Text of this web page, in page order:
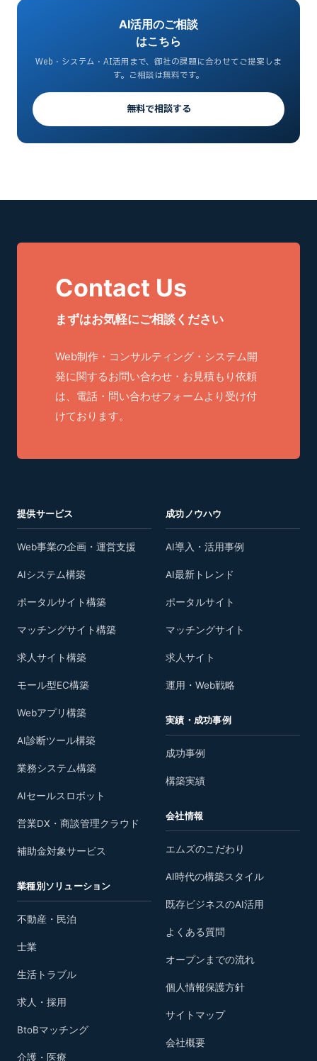
AI活用のご相談
はこちら
Web・システム・AI活用まで、御社の課題に合わせてご提案しま
す。ご相談は無料です。
無料で相談する
Contact Us
まずはお気軽にご相談ください
Web制作・コンサルティング・システム開
発に関するお問い合わせ・お見積もり依頼
は、電話・問い合わせフォームより受け付
けております。
提供サービス
Web事業の企画・運営支援
AIシステム構築
ポータルサイト構築
マッチングサイト構築
求人サイト構築
モール型EC構築
Webアプリ構築
AI診断ツール構築
業務システム構築
AIセールスロボット
営業DX・商談管理クラウド
補助金対象サービス
業種別ソリューション
不動産・民泊
士業
生活トラブル
求人・採用
BtoBマッチング
介護・医療
成功ノウハウ
AI導入・活用事例
AI最新トレンド
ポータルサイト
マッチングサイト
求人サイト
運用・Web戦略
実績・成功事例
成功事例
構築実績
会社情報
エムズのこだわり
AI時代の構築スタイル
既存ビジネスのAI活用
よくある質問
オープンまでの流れ
個人情報保護方針
サイトマップ
会社概要